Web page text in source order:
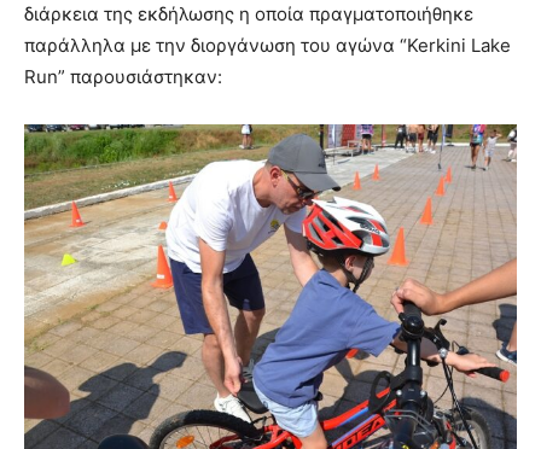
διάρκεια της εκδήλωσης η οποία πραγματοποιήθηκε
παράλληλα με την διοργάνωση του αγώνα “Kerkini Lake
Run” παρουσιάστηκαν: